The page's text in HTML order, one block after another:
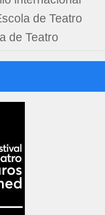
de Teatro
de Teatro